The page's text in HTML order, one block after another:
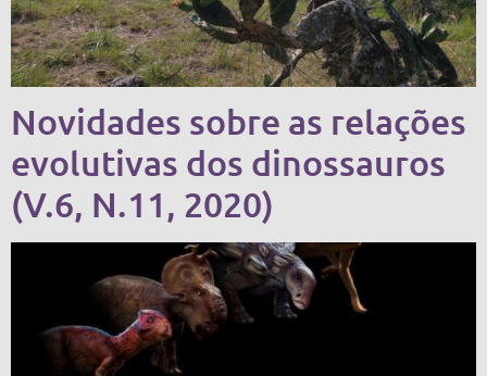
Novidades sobre as relações
evolutivas dos dinossauros
(V.6, N.11, 2020)